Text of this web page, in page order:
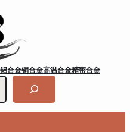
铝合金铜合金高温合金精密合金